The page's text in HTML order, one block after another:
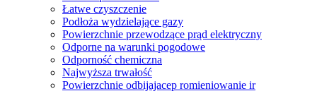
Łatwe czyszczenie
Podłoża wydzielające gazy
Powierzchnie przewodzące prąd elektryczny
Odporne na warunki pogodowe
Odporność chemiczna
Najwyższa trwałość
Powierzchnie odbijajacep romieniowanie ir